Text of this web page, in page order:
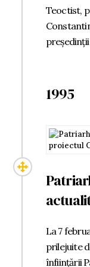
Teoctist,
1995
La 7
prilejuite
înființării